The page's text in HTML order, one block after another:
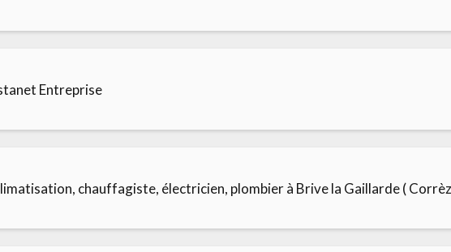
Entreprise
chauffagiste, électricien, plombier à Brive la Gaillarde (